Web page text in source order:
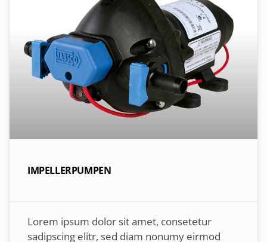
IMPELLERPUMPEN
Lorem ipsum dolor sit amet, consetetur
sadipscing elitr, sed diam nonumy eirmod